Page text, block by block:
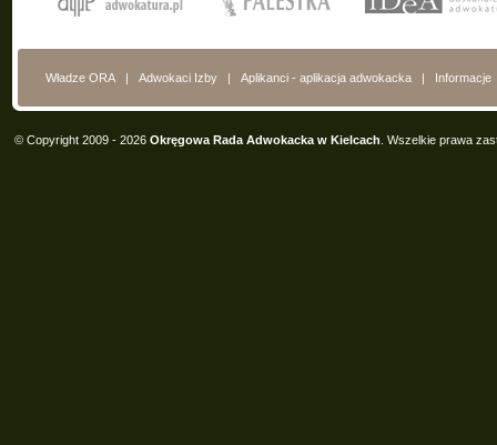
Władze ORA | Adwokaci Izby | Aplikanci - aplikacja adwokacka | Informacje
© Copyright 2009 - 2026 Okręgowa Rada Adwokacka w Kielcach . Wszelkie prawa